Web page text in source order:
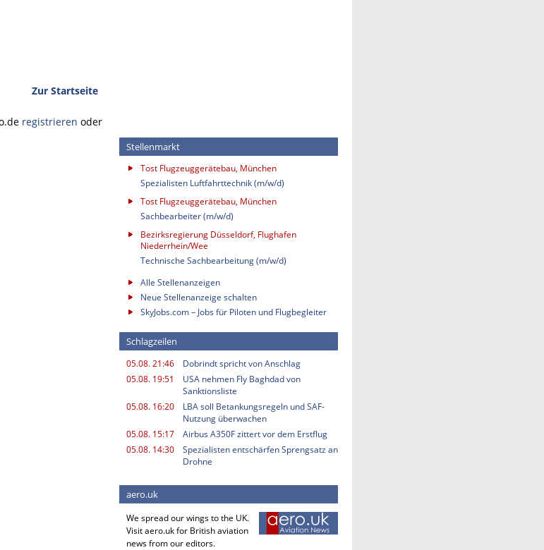
Zur Startseite
registrieren oder
Stellenmarkt
Tost Flugzeuggerätebau, München
Spezialisten Luftfahrttechnik (m/w/d)
Tost Flugzeuggerätebau, München
Sachbearbeiter (m/w/d)
Bezirksregierung Düsseldorf, Flughafen
Niederrhein/Wee
Technische Sachbearbeitung (m/w/d)
Alle Stellenanzeigen
Neue Stellenanzeige schalten
SkyJobs.com – Jobs für Piloten und Flugbegleiter
Schlagzeilen
05.08. 21:46
Dobrindt spricht von Anschlag
05.08. 19:51
USA nehmen Fly Baghdad von
Sanktionsliste
05.08. 16:20
LBA soll Betankungsregeln und SAF-
Nutzung überwachen
05.08. 15:17
Airbus A350F zittert vor dem Erstflug
05.08. 14:30
Spezialisten entschärfen Sprengsatz an
Drohne
aero.uk
We spread our wings to the UK.
Visit aero.uk for British aviation
news from our editors.